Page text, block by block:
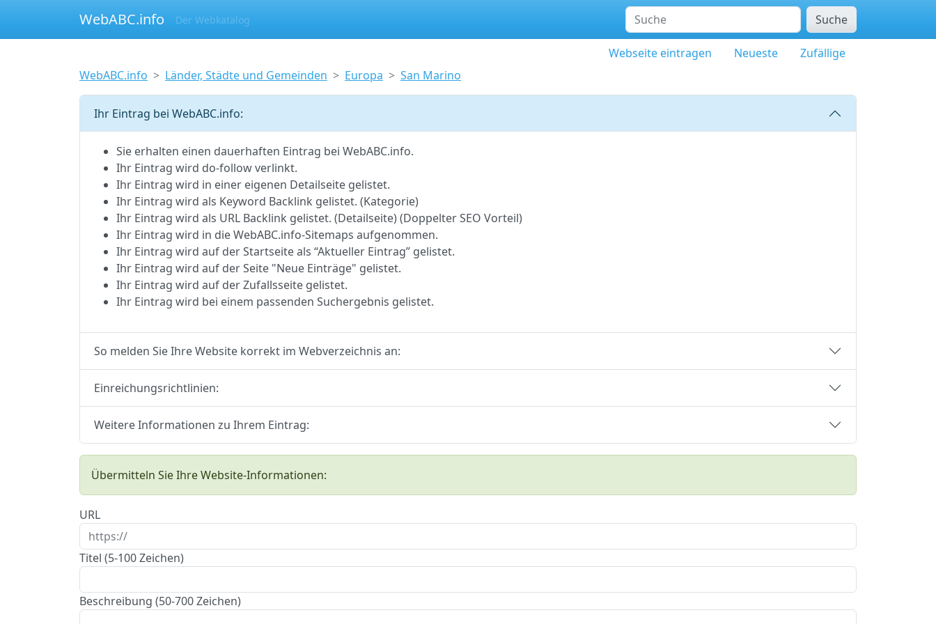
WebABC.info Der Webkatalog Suche
Webseite eintragen Neueste
Zufällige
WebABC.info
Länder, Städte und Gemeinden Europa San Marino
Ihr Eintrag bei WebABC.info:
Sie erhalten einen dauerhaften Eintrag bei WebABC.info.
Ihr Eintrag wird do-follow verlinkt.
Ihr Eintrag wird in einer eigenen Detailseite gelistet.
Ihr Eintrag wird als Keyword Backlink gelistet. (Kategorie)
Ihr Eintrag wird als URL Backlink gelistet. (Detailseite) (Doppelter SEO Vorteil)
Ihr Eintrag wird in die WebABC.info-Sitemaps aufgenommen.
Ihr Eintrag wird auf der Startseite als “Aktueller Eintrag” gelistet.
Ihr Eintrag wird auf der Seite "Neue Einträge" gelistet.
Ihr Eintrag wird auf der Zufallsseite gelistet.
Ihr Eintrag wird bei einem passenden Suchergebnis gelistet.
So melden Sie Ihre Website korrekt im Webverzeichnis an:
Einreichungsrichtlinien:
Weitere Informationen zu Ihrem Eintrag:
Übermitteln Sie Ihre Website-Informationen:
URL
Titel (5-100 Zeichen)
Beschreibung (50-700 Zeichen)